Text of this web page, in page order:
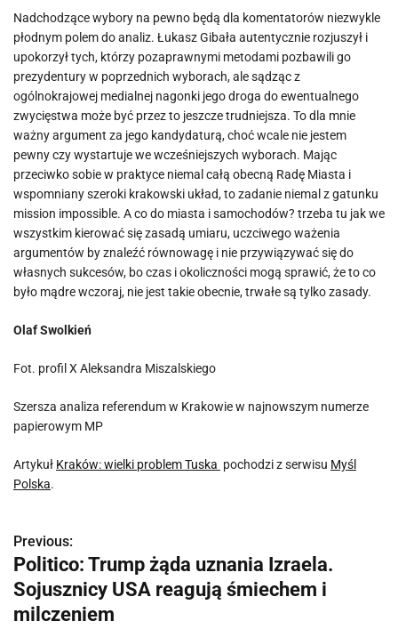
Nadchodzące wybory na pewno będą dla komentatorów niezwykle
płodnym polem do analiz. Łukasz Gibała autentycznie rozjuszył i
upokorzył tych, którzy pozaprawnymi metodami pozbawili go
prezydentury w poprzednich wyborach, ale sądząc z
ogólnokrajowej medialnej nagonki jego droga do ewentualnego
zwycięstwa może być przez to jeszcze trudniejsza. To dla mnie
ważny argument za jego kandydaturą, choć wcale nie jestem
pewny czy wystartuje we wcześniejszych wyborach. Mając
przeciwko sobie w praktyce niemal całą obecną Radę Miasta i
wspomniany szeroki krakowski układ, to zadanie niemal z gatunku
mission impossible. A co do miasta i samochodów? trzeba tu jak we
wszystkim kierować się zasadą umiaru, uczciwego ważenia
argumentów by znaleźć równowagę i nie przywiązywać się do
własnych sukcesów, bo czas i okoliczności mogą sprawić, że to co
było mądre wczoraj, nie jest takie obecnie, trwałe są tylko zasady.
Olaf Swolkień
Fot. profil X Aleksandra Miszalskiego
Szersza analiza referendum w Krakowie w najnowszym numerze
papierowym MP
Artykuł Kraków: wielki problem Tuska pochodzi z serwisu Myśl
Polska.
N
a
w
Previous:
Politico: Trump żąda uznania Izraela.
Sojusznicy USA reagują śmiechem i
milczeniem